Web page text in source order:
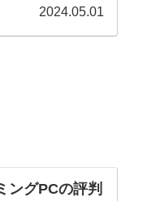
2024.05.01
ングPCの評判